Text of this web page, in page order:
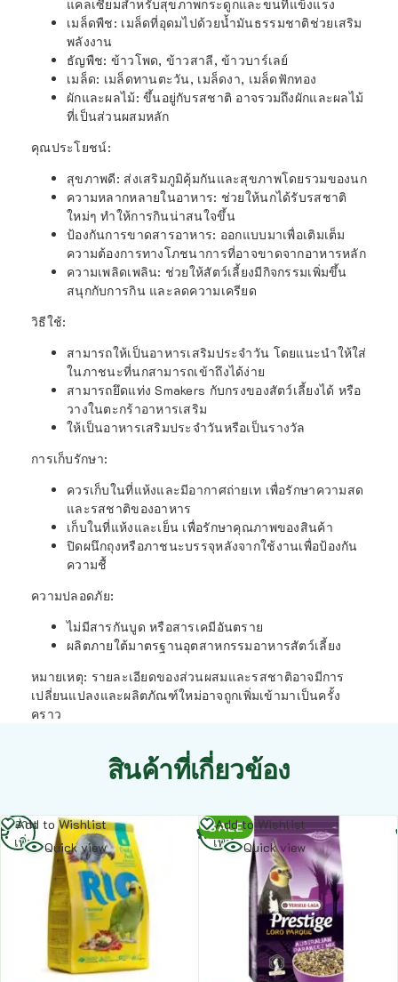
แคลเซียมสำหรับสุขภาพกระดูกและขนที่แข็งแรง
เมล็ดพืช: เมล็ดที่อุดมไปด้วยน้ำมันธรรมชาติช่วยเสริม
พลังงาน
ธัญพืช: ข้าวโพด, ข้าวสาลี, ข้าวบาร์เลย์
เมล็ด: เมล็ดทานตะวัน, เมล็ดงา, เมล็ดฟักทอง
ผักและผลไม้: ขึ้นอยู่กับรสชาติ อาจรวมถึงผักและผลไม้
ที่เป็นส่วนผสมหลัก
คุณประโยชน์:
สุขภาพดี: ส่งเสริมภูมิคุ้มกันและสุขภาพโดยรวมของนก
ความหลากหลายในอาหาร: ช่วยให้นกได้รับรสชาติ
ใหม่ๆ ทำให้การกินน่าสนใจขึ้น
ป้องกันการขาดสารอาหาร: ออกแบบมาเพื่อเติมเต็ม
ความต้องการทางโภชนาการที่อาจขาดจากอาหารหลัก
ความเพลิดเพลิน: ช่วยให้สัตว์เลี้ยงมีกิจกรรมเพิ่มขึ้น
สนุกกับการกิน และลดความเครียด
วิธีใช้:
สามารถให้เป็นอาหารเสริมประจำวัน โดยแนะนำให้ใส่
ในภาชนะที่นกสามารถเข้าถึงได้ง่าย
สามารถยึดแท่ง Smakers กับกรงของสัตว์เลี้ยงได้ หรือ
วางในตะกร้าอาหารเสริม
ให้เป็นอาหารเสริมประจำวันหรือเป็นรางวัล
การเก็บรักษา:
ควรเก็บในที่แห้งและมีอากาศถ่ายเท เพื่อรักษาความสด
และรสชาติของอาหาร
เก็บในที่แห้งและเย็น เพื่อรักษาคุณภาพของสินค้า
ปิดผนึกถุงหรือภาชนะบรรจุหลังจากใช้งานเพื่อป้องกัน
ความชื้
ความปลอดภัย:
ไม่มีสารกันบูด หรือสารเคมีอันตราย
ผลิตภายใต้มาตรฐานอุตสาหกรรมอาหารสัตว์เลี้ยง
หมายเหตุ: รายละเอียดของส่วนผสมและรสชาติอาจมีการ
เปลี่ยนแปลงและผลิตภัณฑ์ใหม่อาจถูกเพิ่มเข้ามาเป็นครั้ง
คราว
สินค้าที่เกี่ยวข้อง
Add to Wishlist
Quick view
อ่าน
เพิ่ม
SALE
Add to Wishlist
Quick view
อ่าน
เพิ่ม